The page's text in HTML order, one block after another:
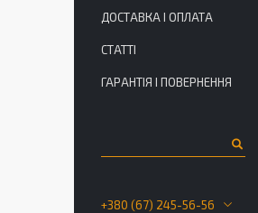
ДОСТАВКА І ОПЛАТА
СТАТТІ
ГАРАНТІЯ І ПОВЕРНЕННЯ
+380 (67) 245-56-56